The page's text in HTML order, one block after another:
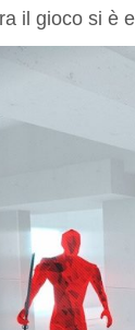
il gioco si è